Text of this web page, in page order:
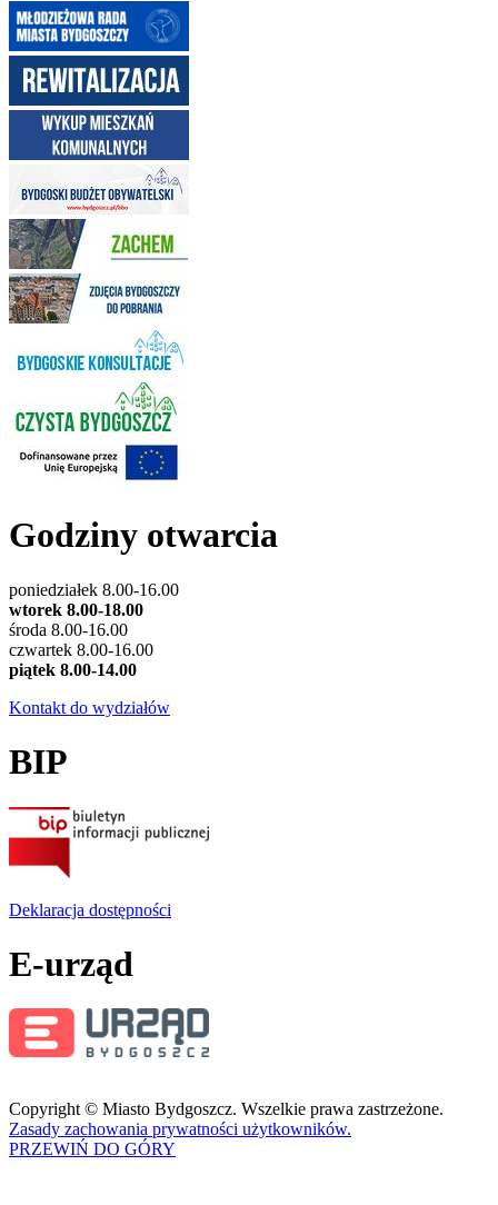
Godziny otwarcia
poniedziałek 8.00-16.00
wtorek 8.00-18.00
środa 8.00-16.00
czwartek 8.00-16.00
piątek 8.00-14.00
Kontakt do wydziałów
BIP
Deklaracja dostępności
E-urząd
Copyright © Miasto Bydgoszcz. Wszelkie prawa zastrzeżone.
Zasady zachowania prywatności użytkowników.
PRZEWIŃ DO GÓRY